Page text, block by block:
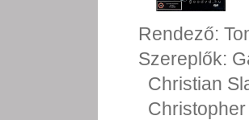
Rendező:
Szereplők:
Christian